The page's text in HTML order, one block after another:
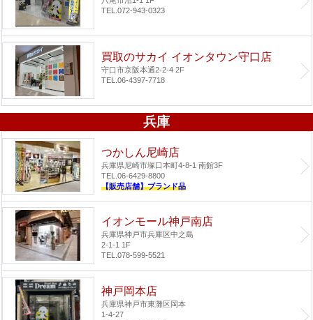
TEL.072-943-0323
買取のサカイ イオンタウン守口店
守口市京阪本通2-2-4 2F
TEL.06-4397-7718
兵庫
つかしん尼崎店
兵庫県尼崎市塚口本町4-8-1 南館3F
TEL.06-6429-8800
【販売店舗】ブランド品
イオンモール神戸南店
兵庫県神戸市兵庫区中之島
2-1-1 1F
TEL.078-599-5521
神戸岡本店
兵庫県神戸市東灘区岡本
1-4-27